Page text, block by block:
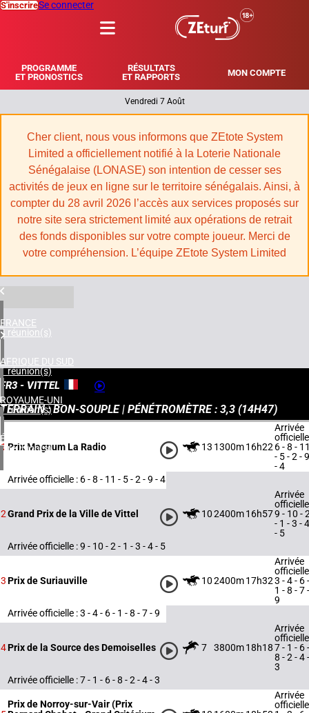
PROGRAMME
ET PRONOSTICS
RÉSULTATS
ET RAPPORTS
MON COMPTE
S'inscrireSe connecter
Vendredi 7 Août
Cher client, nous vous informons que ZEtote System
Limited a officiellement notifié à la Loterie Nationale
Sénégalaise (LONASE) son intention de cesser ses
activités de jeux en ligne sur le territoire sénégalais. Ainsi, à
compter du 28 avril 2026 l’accès aux services proposés sur
notre site sera strictement limité aux opérations de retrait
des fonds disponibles sur votre compte joueur. Merci de
votre compréhension. L’équipe ZEtote System Limited
FRANCE
4 réunion(s)
AFRIQUE DU SUD
1 réunion(s)
ROYAUME-UNI
1 réunion(s)
ÉTATS-UNIS
2 réunion(s)
FR3 - VITTEL
TERRAIN : BON-SOUPLE | PÉNÉTROMÈTRE : 3,3 (14H47)
1 Prix Magnum La Radio 13 1300m16h22
Arrivée
6 - 8 -
- 5 - 2 - 9
- 4
Arrivée officielle : 6 - 8 - 11 - 5 - 2 - 9 - 4
2Grand Prix de la Ville de Vittel 102400m16h57
Arrivée
9 - 10 -
- 1 - 3 - 4
- 5
Arrivée officielle : 9 - 10 - 2 - 1 - 3 - 4 - 5
3Prix de Suriauville 102400m17h32
Arrivée
3 - 4 - 6 -
1 - 8 - 7 -
9
Arrivée officielle : 3 - 4 - 6 - 1 - 8 - 7 - 9
4Prix de la Source des Demoiselles 7 3800m18h18
Arrivée
7 - 1 - 6 -
8 - 2 - 4 -
3
Arrivée officielle : 7 - 1 - 6 - 8 - 2 - 4 - 3
Prix de Norroy-sur-Vair (Prix
Arrivée